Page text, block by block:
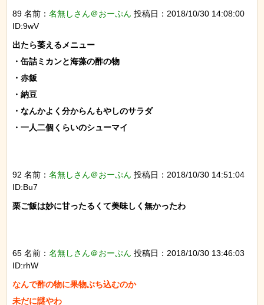
89 名前： 名無しさん＠おーぷん 投稿日：2018/10/30 14:08:00
ID:9wV
出たら萎えるメニュー
・缶詰ミカンと海藻の酢の物
・赤飯
・納豆
・なんかよく分からんもやしのサラダ
・一人二個くらいのシューマイ
92 名前： 名無しさん＠おーぷん 投稿日：2018/10/30 14:51:04
ID:Bu7
栗ご飯は妙に甘ったるくて美味しく無かったわ
65 名前： 名無しさん＠おーぷん 投稿日：2018/10/30 13:46:03
ID:rhW
なんで酢の物に果物ぶち込むのか
未だに謎やわ